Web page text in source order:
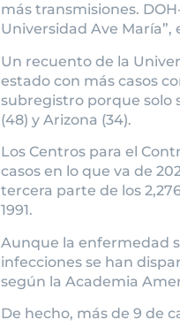
más transmisiones.
Universidad Ave
Un recuento de la
estado con más casos
subregistro porque solo
(48) y Arizona (34).
Los Centros para el
casos en lo que va de
tercera parte de los
1991.
Aunque la enfermedad
infecciones se han
según la Academia
De hecho, más de 9 de